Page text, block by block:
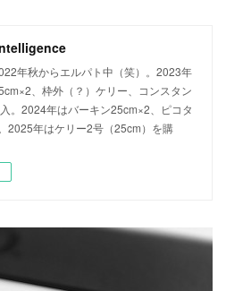
年秋からエルパト中（笑）。2023年
、枠外（？）ケリー、コンスタン
。2024年はバーキン25cm×2、ピコタ
2025年はケリー2号（25cm）を購